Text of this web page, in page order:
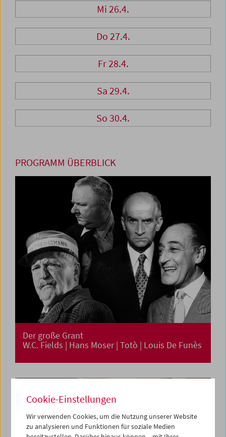
Mi 26.4.
Do 27.4.
Fr 28.4.
Sa 29.4.
So 30.4.
PROGRAMM ÜBERBLICK
Der große Grant
W.C. Fields | Hans Moser | Totò | Louis De Funès
Cookie-Einstellungen
Wir verwenden Cookies, um die Nutzung unserer Website
zu analysieren und Funktionen für soziale Medien